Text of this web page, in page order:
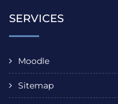
SERVICES
Moodle
Sitemap